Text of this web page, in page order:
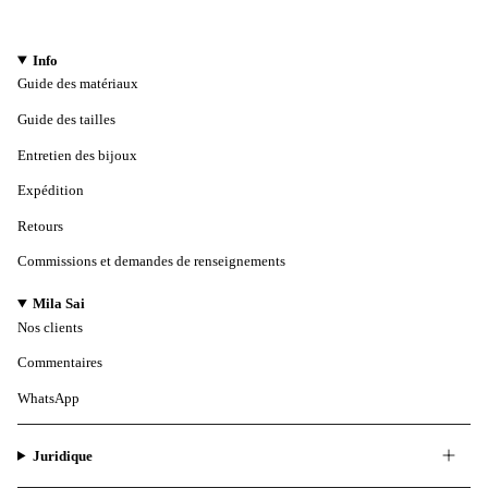
Info
Guide des matériaux
Guide des tailles
Entretien des bijoux
Expédition
Retours
Commissions et demandes de renseignements
Mila Sai
Nos clients
Commentaires
WhatsApp
Juridique